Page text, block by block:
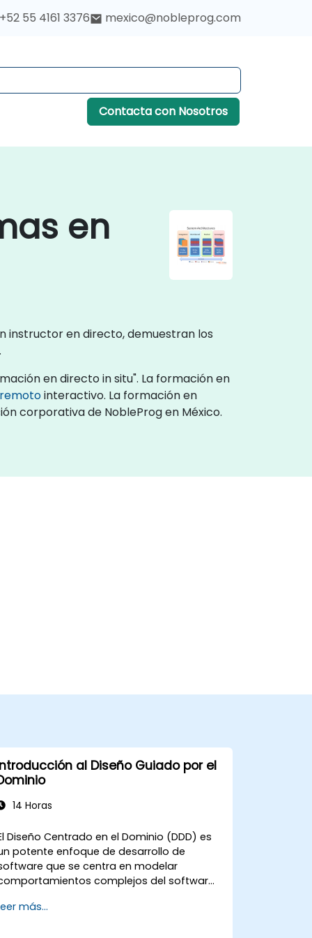
+52 55 4161 3376 mexico@nobleprog.com
Contacta con Nosotros
en
instructor en directo, demuestran los
en directo in situ". La formación en
interactivo. La formación en
corporativa de NobleProg en México.
al Diseño Guiado por el
14 Horas
Diseño Centrado en el Dominio (DDD) es
potente enfoque de desarrollo de
que se centra en modelar
complejos del software
conceptos fundamentales del negocio.
más...